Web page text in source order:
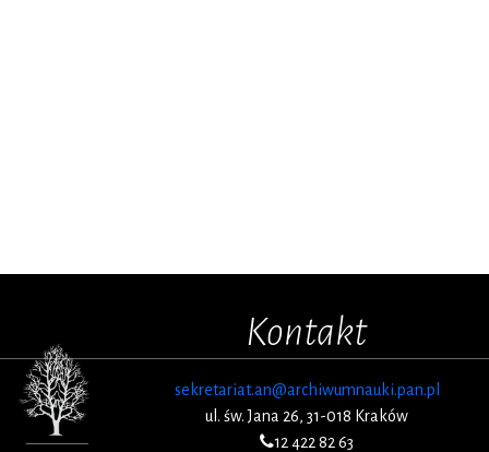
Kontakt
sekretariat.an@archiwumnauki.pan.pl
ul. św. Jana 26, 31-018 Kraków
12 422 82 63